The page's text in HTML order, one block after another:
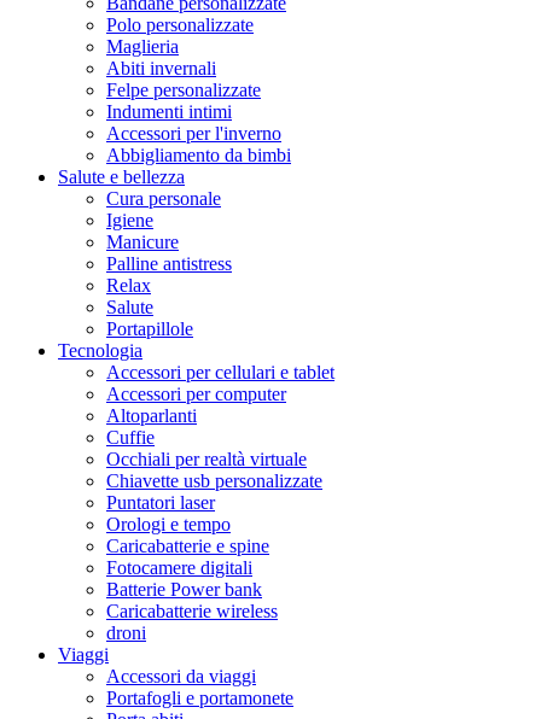
Polo personalizzate
Maglieria
Abiti invernali
Felpe personalizzate
Indumenti intimi
Accessori per l'inverno
Abbigliamento da bimbi
Salute e bellezza
Cura personale
Igiene
Manicure
Palline antistress
Relax
Salute
Portapillole
Tecnologia
Accessori per cellulari e tablet
Accessori per computer
Altoparlanti
Cuffie
Occhiali per realtà virtuale
Chiavette usb personalizzate
Puntatori laser
Orologi e tempo
Caricabatterie e spine
Fotocamere digitali
Batterie Power bank
Caricabatterie wireless
droni
Viaggi
Accessori da viaggi
Portafogli e portamonete